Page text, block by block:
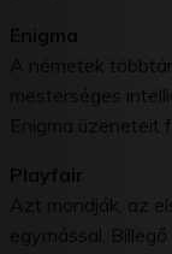
Enigma
A németek
mesterséges
Enigma
Playfair
Azt mondják, az
egymással.